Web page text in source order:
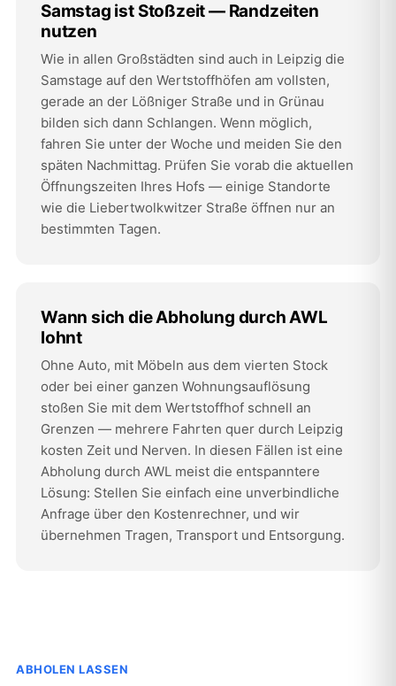
Samstag ist Stoßzeit — Randzeiten
nutzen
Wie in allen Großstädten sind auch in Leipzig die
Samstage auf den Wertstoffhöfen am vollsten,
gerade an der Lößniger Straße und in Grünau
bilden sich dann Schlangen. Wenn möglich,
fahren Sie unter der Woche und meiden Sie den
späten Nachmittag. Prüfen Sie vorab die aktuellen
Öffnungszeiten Ihres Hofs — einige Standorte
wie die Liebertwolkwitzer Straße öffnen nur an
bestimmten Tagen.
Wann sich die Abholung durch AWL
lohnt
Ohne Auto, mit Möbeln aus dem vierten Stock
oder bei einer ganzen Wohnungsauflösung
stoßen Sie mit dem Wertstoffhof schnell an
Grenzen — mehrere Fahrten quer durch Leipzig
kosten Zeit und Nerven. In diesen Fällen ist eine
Abholung durch AWL meist die entspanntere
Lösung: Stellen Sie einfach eine unverbindliche
Anfrage über den Kostenrechner, und wir
übernehmen Tragen, Transport und Entsorgung.
ABHOLEN LASSEN